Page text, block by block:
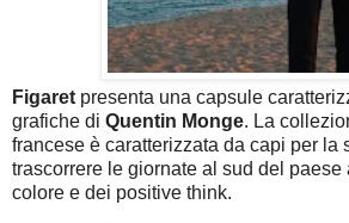
Figaret presenta una capsule
grafiche di Quentin Monge. La
francese è caratterizzata da capi per la
trascorrere le giornate al sud del paese
colore e dei positive think.